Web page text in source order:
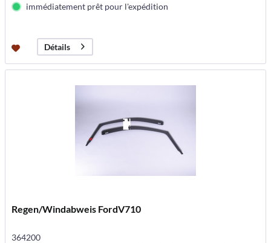
immédiatement prêt pour l'expédition
Détails
Regen/Windabweis FordV710
364200